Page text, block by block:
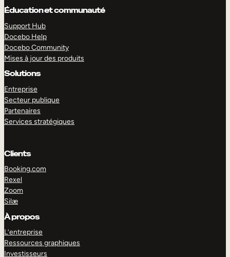
Éducation et communauté
Support Hub
Docebo Help
Docebo Community
Mises à jour des produits
Solutions
Entreprise
Secteur publique
Partenaires
Services stratégiques
Clients
Booking.com
Rexel
Zoom
Silæ
À propos
L’entreprise
Ressources graphiques
Investisseurs